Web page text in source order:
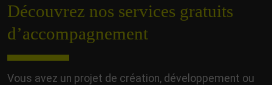
Découvrez nos services gratuits
d’accompagnement
Vous avez un projet de création, développement ou